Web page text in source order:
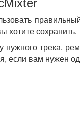
хотите сохранить.
нужного трека,
если вам нужен